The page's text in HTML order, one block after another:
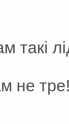
такі
не